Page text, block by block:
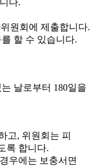
원회에 제출합니다.
할 수 있습니다.
날로부터 180일을
고, 위원회는 피
록 합니다.
우에는 보충서면